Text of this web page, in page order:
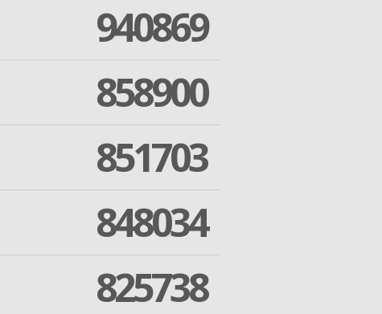
940869
858900
851703
848034
825738